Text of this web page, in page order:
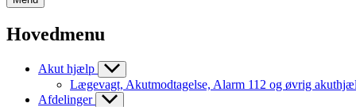
Hovedmenu
Akut hjælp
Lægevagt, Akutmodtagelse, Alarm 112 og øvrig
Afdelinger